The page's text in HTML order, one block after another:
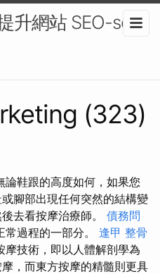
升網站 SEO-seo
(323)
鞋跟的高度如何，如果您
腳部出現任何突然的結構變
去看按摩治療師。 債務問
過程的一部分。 逢甲 整骨
摩技術，即以人體解剖學為
，而東方按摩的精髓則更具